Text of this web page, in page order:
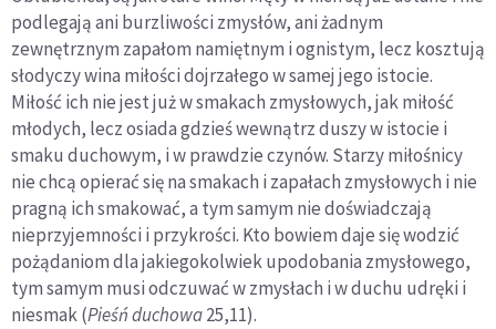
podlegają ani burz­liwości zmysłów, ani żadnym
zewnętrznym zapałom namiętnym i ognistym, lecz kosztują
słodyczy wina miłości dojrzałego w samej jego istocie.
Miłość ich nie jest już w smakach zmysłowych, jak mi­łość
młodych, lecz osiada gdzieś wewnątrz duszy w istocie i
smaku duchowym, i w prawdzie czynów. Starzy miłośnicy
nie chcą opierać się na smakach i zapałach zmysłowych i nie
pragną ich smakować, a tym samym nie doświadczają
nieprzyjemności i przykrości. Kto bowiem daje się wodzić
pożądaniom dla jakiegokolwiek upodoba­nia zmysłowego,
tym samym musi odczuwać w zmysłach i w duchu udręki i
niesmak (Pieśń duchowa25,11).